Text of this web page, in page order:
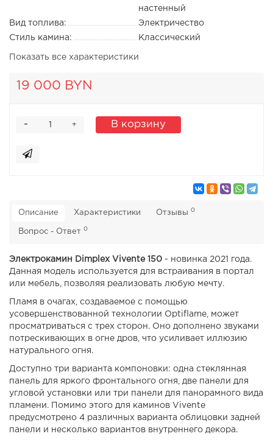
настенный
Вид топлива:
Электричество
Стиль камина:
Классический
Показать все характеристики
19 000 BYN
+
- В корзину
Описание Характеристики Отзывы 0
Вопрос - Ответ 0
Электрокамин Dimplex Vivente 150 - новинка 2021 года.
Данная модель используется для встраивания в портал
или мебель, позволяя реализовать любую мечту.
Пламя в очагах, создаваемое с помощью
усовершенствованной технологии Optiflame, может
просматриваться с трех сторон. Оно дополнено звуками
потрескивающих в огне дров, что усиливает иллюзию
натурального огня.
Доступно три варианта компоновки: одна стеклянная
панель для яркого фронтального огня, две панели для
угловой установки или три панели для панорамного вида
пламени. Помимо этого для каминов Vivente
предусмотрено 4 различных варианта облицовки задней
панели и несколько вариантов внутреннего декора.